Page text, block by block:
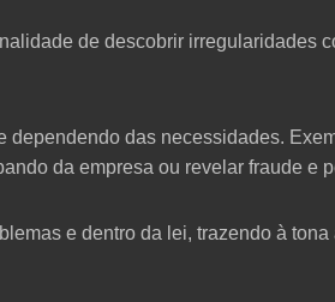
de descobrir irregularidades
das necessidades.
da empresa ou revelar fraude e
e dentro da lei, trazendo à tona